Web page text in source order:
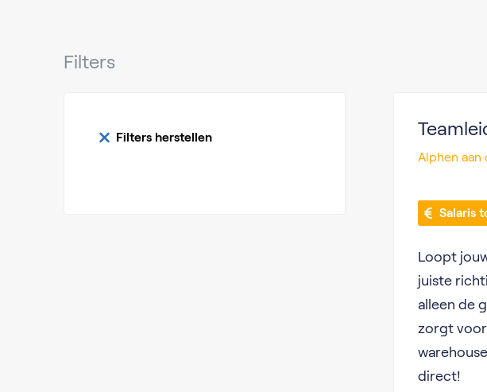
Filters
Filters herstellen
Alphen aan
Salaris
Loopt
juiste
alleen de
zorgt
direct!